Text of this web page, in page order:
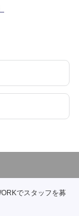
でスタッフを募